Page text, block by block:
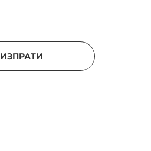
ИЗПРАТИ